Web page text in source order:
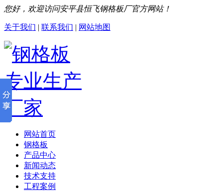
您好，欢迎访问安平县恒飞钢格板厂官方网站！
关于我们 | 联系我们 | 网站地图
网站首页
钢格板
产品中心
新闻动态
技术支持
工程案例